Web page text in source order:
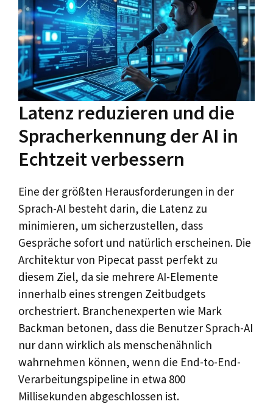
Latenz reduzieren und die
Spracherkennung der AI in
Echtzeit verbessern
Eine der größten Herausforderungen in der
Sprach-AI besteht darin, die Latenz zu
minimieren, um sicherzustellen, dass
Gespräche sofort und natürlich erscheinen. Die
Architektur von Pipecat passt perfekt zu
diesem Ziel, da sie mehrere AI-Elemente
innerhalb eines strengen Zeitbudgets
orchestriert. Branchenexperten wie Mark
Backman betonen, dass die Benutzer Sprach-AI
nur dann wirklich als menschenähnlich
wahrnehmen können, wenn die End-to-End-
Verarbeitungspipeline in etwa 800
Millisekunden abgeschlossen ist.